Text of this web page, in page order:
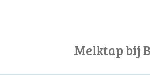
Melktap bij